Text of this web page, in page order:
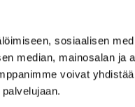
sosiaalisen
median, mainosalan ja
voivat